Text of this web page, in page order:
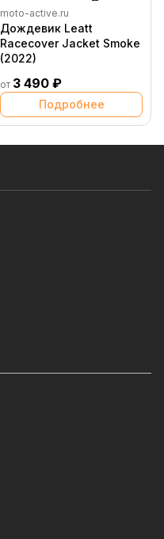
moto-active.ru
Дождевик Leatt
Racecover Jacket Smoke
(2022)
от 3 490 ₽
Подробнее